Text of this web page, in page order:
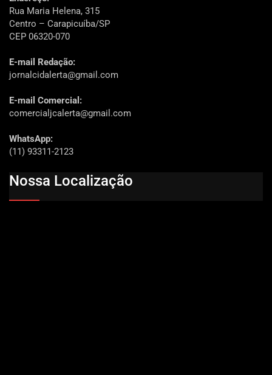
Rua Maria Helena, 315
Centro – Carapicuíba/SP
CEP 06320-070
E-mail Redação:
jornalcidalerta@gmail.com
E-mail Comercial:
comercialjcalerta@gmail.com
WhatsApp:
(11) 93311-2123
Nossa Localização